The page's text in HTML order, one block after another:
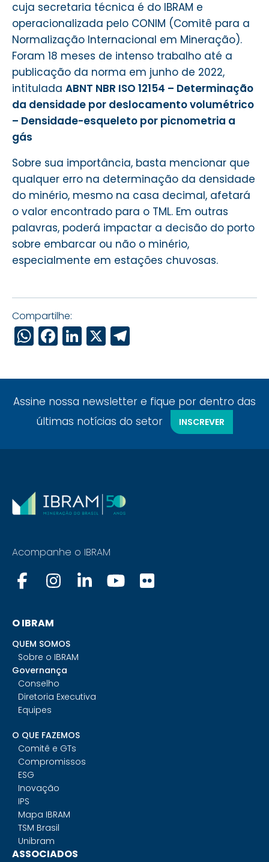
cuja secretaria técnica é do IBRAM e
operacionalizada pelo CONIM (Comitê para a
Normalização Internacional em Mineração).
Foram 18 meses de intenso trabalho até a
publicação da norma em junho de 2022,
intitulada ABNT NBR ISO 12154 – Determinação
da densidade por deslocamento volumétrico
– Densidade-esqueleto por picnometria a
gás
Sobre sua importância, basta mencionar que
qualquer erro na determinação da densidade
do minério, mesmo na casa decimal, afetará
o valor encontrado para o TML. Em outras
palavras, poderá impactar a decisão do porto
sobre embarcar ou não o minério,
especialmente em estações chuvosas.
Compartilhe:
WhatsApp
Facebook
LinkedIn
X
Assine nossa newsletter e fique por dentro das
últimas notícias do setor
INSCREVER
Acompanhe o IBRAM
O IBRAM
QUEM SOMOS
Sobre o IBRAM
Governança
Conselho
Diretoria Executiva
Equipes
O QUE FAZEMOS
Comitê e GTs
Compromissos
ESG
Inovação
IPS
Mapa IBRAM
TSM Brasil
Unibram
ASSOCIADOS